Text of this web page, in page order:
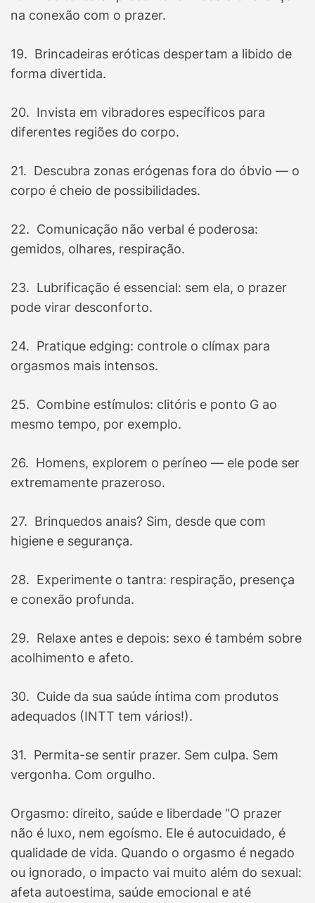
na conexão com o prazer.
19. Brincadeiras eróticas despertam a libido de
forma divertida.
20. Invista em vibradores específicos para
diferentes regiões do corpo.
21. Descubra zonas erógenas fora do óbvio — o
corpo é cheio de possibilidades.
22. Comunicação não verbal é poderosa:
gemidos, olhares, respiração.
23. Lubrificação é essencial: sem ela, o prazer
pode virar desconforto.
24. Pratique edging: controle o clímax para
orgasmos mais intensos.
25. Combine estímulos: clitóris e ponto G ao
mesmo tempo, por exemplo.
26. Homens, explorem o períneo — ele pode ser
extremamente prazeroso.
27. Brinquedos anais? Sim, desde que com
higiene e segurança.
28. Experimente o tantra: respiração, presença
e conexão profunda.
29. Relaxe antes e depois: sexo é também sobre
acolhimento e afeto.
30. Cuide da sua saúde íntima com produtos
adequados (INTT tem vários!).
31. Permita-se sentir prazer. Sem culpa. Sem
vergonha. Com orgulho.
Orgasmo: direito, saúde e liberdade “O prazer
não é luxo, nem egoísmo. Ele é autocuidado, é
qualidade de vida. Quando o orgasmo é negado
ou ignorado, o impacto vai muito além do sexual:
afeta autoestima, saúde emocional e até